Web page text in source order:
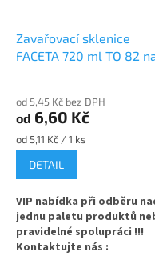
Zavařovací sklenice
FACETA 720 ml TO 82
od 5,45 Kč bez DPH
od 6,60 Kč
Měrná
cena:
od 5,11 Kč / 1 ks
DETAIL
VIP nabídka při odběru
jednu paletu produktů
pravidelné spolupráci !!!
Kontaktujte nás :